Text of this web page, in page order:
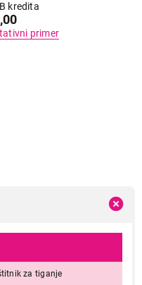
kredita
primer
za tiganje